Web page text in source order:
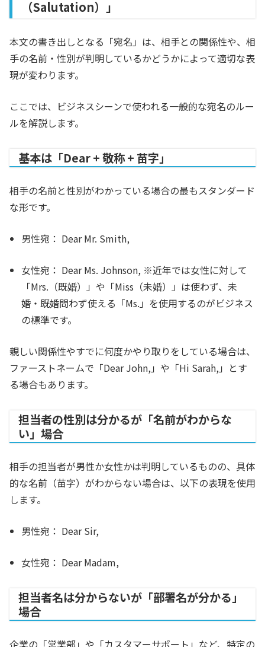
（Salutation）」
本文の書き出しとなる「宛名」は、相手との関係性や、相
手の名前・性別が判明しているかどうかによって適切な表
現が変わります。
ここでは、ビジネスシーンで使われる一般的な宛名のルー
ルを解説します。
基本は「Dear + 敬称 + 苗字」
相手の名前と性別がわかっている場合の最もスタンダード
な形です。
男性宛： Dear Mr. Smith,
女性宛： Dear Ms. Johnson, ※近年では女性に対して
「Mrs.（既婚）」や「Miss（未婚）」は使わず、未
婚・既婚問わず使える「Ms.」を使用するのがビジネス
の標準です。
親しい関係性やすでに何度かやり取りをしている場合は、
ファーストネームで「Dear John,」や「Hi Sarah,」とす
る場合もあります。
担当者の性別は分かるが「名前がわからな
い」場合
相手の担当者が男性か女性かは判明しているものの、具体
的な名前（苗字）がわからない場合は、以下の表現を使用
します。
男性宛： Dear Sir,
女性宛： Dear Madam,
担当者名は分からないが「部署名が分かる」
場合
企業の「営業部」や「カスタマーサポート」など、特定の